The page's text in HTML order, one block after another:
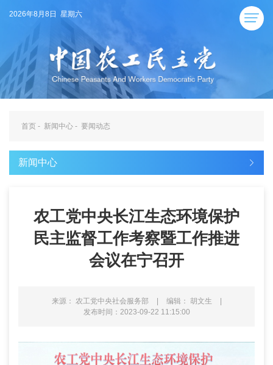
2026年8月8日 星期六
首页 - 新闻中心 - 要闻动态
新闻中心
农工党中央长江生态环境保护
民主监督工作考察暨工作推进
会议在宁召开
来源： 农工党中央社会服务部 | 编辑： 胡文生
|
发布时间：2023-09-22 11:15:00